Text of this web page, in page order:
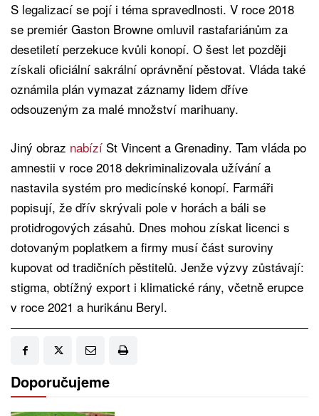
S legalizací se pojí i téma spravedlnosti. V roce 2018
se premiér Gaston Browne omluvil rastafariánům za
desetiletí perzekuce kvůli konopí. O šest let později
získali oficiální sakrální oprávnění pěstovat. Vláda také
oznámila plán vymazat záznamy lidem dříve
odsouzeným za malé množství marihuany.
Jiný obraz nabízí St Vincent a Grenadiny. Tam vláda po
amnestii v roce 2018 dekriminalizovala užívání a
nastavila systém pro medicínské konopí. Farmáři
popisují, že dřív skrývali pole v horách a báli se
protidrogových zásahů. Dnes mohou získat licenci s
dotovaným poplatkem a firmy musí část suroviny
kupovat od tradičních pěstitelů. Jenže výzvy zůstávají:
stigma, obtížný export i klimatické rány, včetně erupce
v roce 2021 a hurikánu Beryl.
Doporučujeme